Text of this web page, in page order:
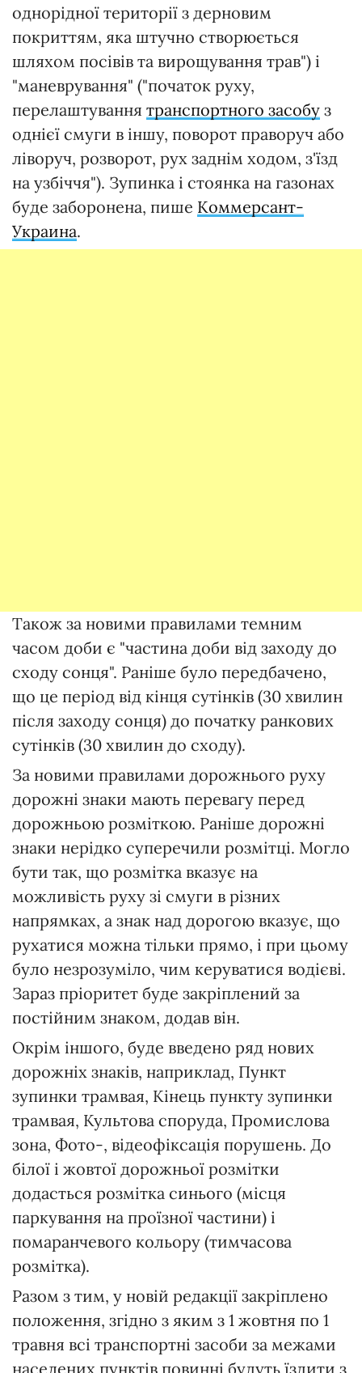
однорідної території з дерновим
покриттям, яка штучно створюється
шляхом посівів та вирощування трав") і
"маневрування" ("початок руху,
перелаштування транспортного засобу з
однієї смуги в іншу, поворот праворуч або
ліворуч, розворот, рух заднім ходом, з'їзд
на узбіччя"). Зупинка і стоянка на газонах
буде заборонена, пише Коммерсант-
Украина.
Також за новими правилами темним
часом доби є "частина доби від заходу до
сходу сонця". Раніше було передбачено,
що це період від кінця сутінків (30 хвилин
після заходу сонця) до початку ранкових
сутінків (30 хвилин до сходу).
За новими правилами дорожнього руху
дорожні знаки мають перевагу перед
дорожньою розміткою. Раніше дорожні
знаки нерідко суперечили розмітці. Могло
бути так, що розмітка вказує на
можливість руху зі смуги в різних
напрямках, а знак над дорогою вказує, що
рухатися можна тільки прямо, і при цьому
було незрозуміло, чим керуватися водієві.
Зараз пріоритет буде закріплений за
постійним знаком, додав він.
Окрім іншого, буде введено ряд нових
дорожніх знаків, наприклад, Пункт
зупинки трамвая, Кінець пункту зупинки
трамвая, Культова споруда, Промислова
зона, Фото-, відеофіксація порушень. До
білої і жовтої дорожньої розмітки
додасться розмітка синього (місця
паркування на проїзної частини) і
помаранчевого кольору (тимчасова
розмітка).
Разом з тим, у новій редакції закріплено
положення, згідно з яким з 1 жовтня по 1
травня всі транспортні засоби за межами
населених пунктів повинні будуть їздити з